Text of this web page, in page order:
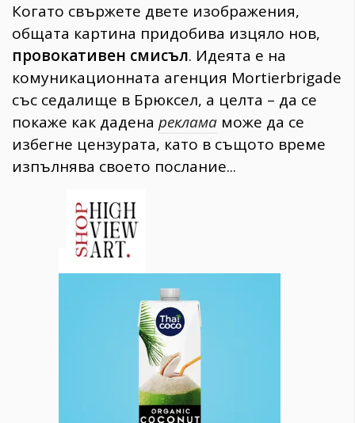
Когато свържете двете изображения,
общата картина придобива изцяло нов,
провокативен смисъл. Идеята е на
комуникационната агенция Mortierbrigade
със седалище в Брюксел, а целта – да се
покаже как дадена реклама може да се
избегне цензурата, като в същото време
изпълнява своето послание...